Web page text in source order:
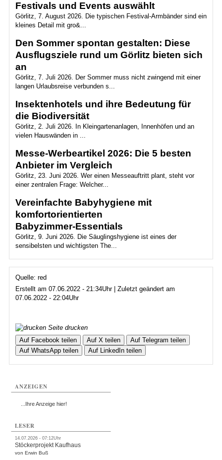
Festivals und Events auswählt
Görlitz, 7. August 2026. Die typischen Festival-Armbänder sind ein
kleines Detail mit gro&...
Den Sommer spontan gestalten: Diese
Ausflugsziele rund um Görlitz bieten sich
an
Görlitz, 7. Juli 2026. Der Sommer muss nicht zwingend mit einer
langen Urlaubsreise verbunden s...
Insektenhotels und ihre Bedeutung für
die Biodiversität
Görlitz, 2. Juli 2026. In Kleingartenanlagen, Innenhöfen und an
vielen Hauswänden in ...
Messe-Werbeartikel 2026: Die 5 besten
Anbieter im Vergleich
Görlitz, 23. Juni 2026. Wer einen Messeauftritt plant, steht vor
einer zentralen Frage: Welcher...
Vereinfachte Babyhygiene mit
komfortorientierten
Babyzimmer‑Essentials
Görlitz, 9. Juni 2026. Die Säuglingshygiene ist eines der
sensibelsten und wichtigsten The...
Quelle: red
Erstellt am 07.06.2022 - 21:34Uhr | Zuletzt geändert am
07.06.2022 - 22:04Uhr
Seite drucken
Auf Facebook teilen
Auf X teilen
Auf Telegram teilen
Auf WhatsApp teilen
Auf LinkedIn teilen
ANZEIGEN
...Ihre Anzeige hier!
LESER
14.07.2026 - 07:12Uhr
Stöckerprojekt Kaufhaus
von Erwin Buß